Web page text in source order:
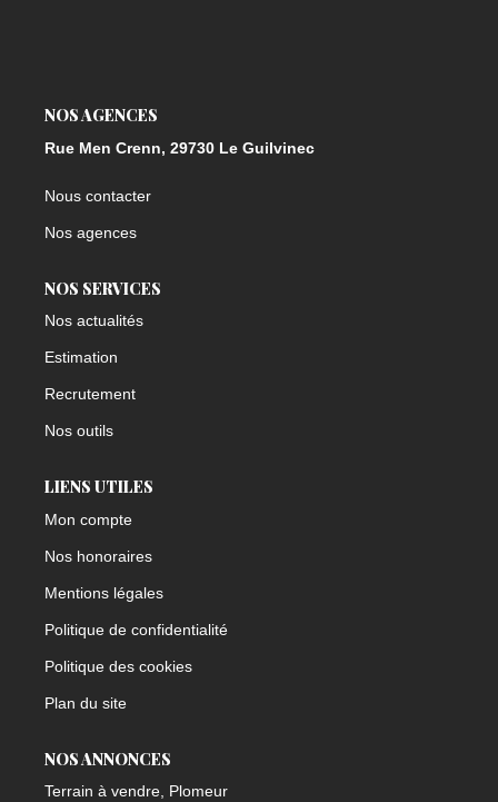
NOS AGENCES
Rue Men Crenn, 29730 Le Guilvinec
Nous contacter
Nos agences
NOS SERVICES
Nos actualités
Estimation
Recrutement
Nos outils
LIENS UTILES
Mon compte
Nos honoraires
Mentions légales
Politique de confidentialité
Politique des cookies
Plan du site
NOS ANNONCES
Terrain à vendre, Plomeur